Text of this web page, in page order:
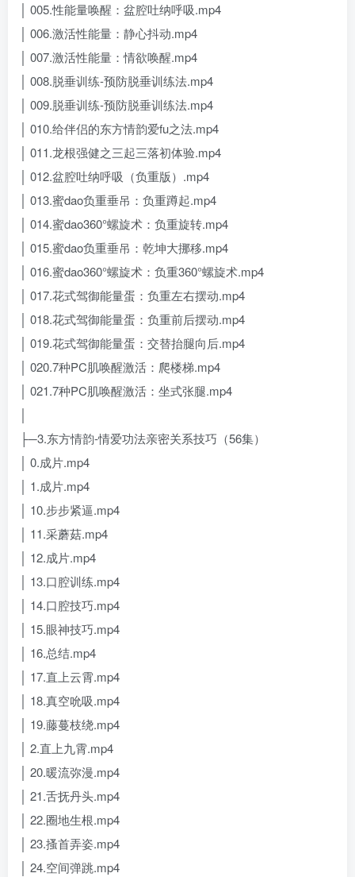
│ 005.性能量唤醒：盆腔吐纳呼吸.mp4
│ 006.激活性能量：静心抖动.mp4
│ 007.激活性能量：情欲唤醒.mp4
│ 008.脱垂训练-预防脱垂训练法.mp4
│ 009.脱垂训练-预防脱垂训练法.mp4
│ 010.给伴侣的东方情韵爱fu之法.mp4
│ 011.龙根强健之三起三落初体验.mp4
│ 012.盆腔吐纳呼吸（负重版）.mp4
│ 013.蜜dao负重垂吊：负重蹲起.mp4
│ 014.蜜dao360°螺旋术：负重旋转.mp4
│ 015.蜜dao负重垂吊：乾坤大挪移.mp4
│ 016.蜜dao360°螺旋术：负重360°螺旋术.mp4
│ 017.花式驾御能量蛋：负重左右摆动.mp4
│ 018.花式驾御能量蛋：负重前后摆动.mp4
│ 019.花式驾御能量蛋：交替抬腿向后.mp4
│ 020.7种PC肌唤醒激活：爬楼梯.mp4
│ 021.7种PC肌唤醒激活：坐式张腿.mp4
├─3.东方情韵-情爱功法亲密关系技巧（56集）
│ 0.成片.mp4
│ 1.成片.mp4
│ 10.步步紧逼.mp4
│ 11.采蘑菇.mp4
│ 12.成片.mp4
│ 13.口腔训练.mp4
│ 14.口腔技巧.mp4
│ 15.眼神技巧.mp4
│ 16.总结.mp4
│ 17.直上云霄.mp4
│ 18.真空吮吸.mp4
│ 19.藤蔓枝绕.mp4
│ 2.直上九霄.mp4
│ 20.暖流弥漫.mp4
│ 21.舌抚丹头.mp4
│ 22.圈地生根.mp4
│ 23.搔首弄姿.mp4
│ 24.空间弹跳.mp4